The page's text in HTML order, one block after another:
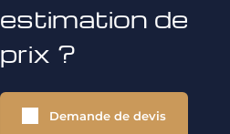
estimation de
prix ?
Demande de devis